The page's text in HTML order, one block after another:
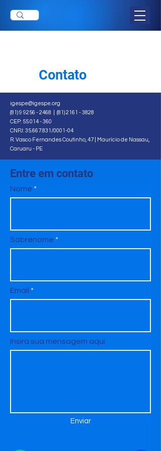
Contato
igespe@igespe.org
(81) 9 9256 - 2468
(81) 2161 - 3828
CEP: 55.014 - 360
CNPJ: 35.667.831 /0001-04
R. Vasco Fernandes Coutinho, 47 | Maurício de Nassau,
Caruaru - PE
Entre em contato
Nome
Sobrenome
Email
Insira sua mensagem aqui
Enviar